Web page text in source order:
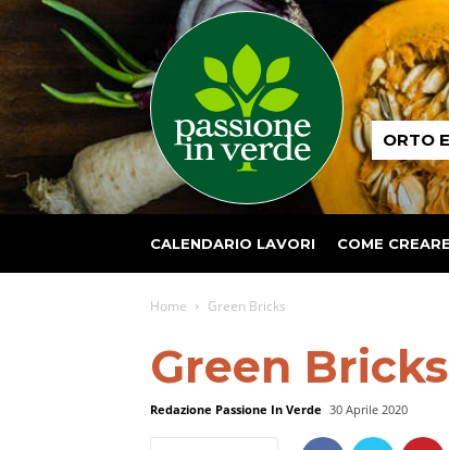
Passione
in ORTO
CALENDARIO LAVORI COME
Home Green Bricks
Green Bricks
Redazione Passione In Verde 30 Aprile 2020